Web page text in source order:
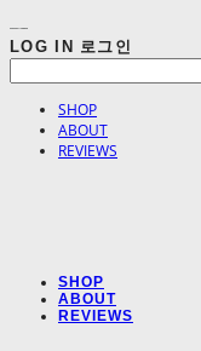
LOG IN 로그인
SHOP
ABOUT
REVIEWS
SHOP
ABOUT
REVIEWS